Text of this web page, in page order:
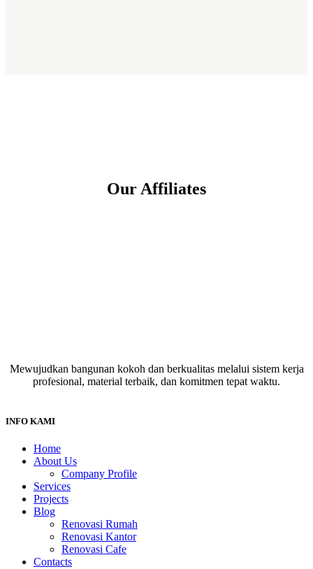
Our Affiliates
Mewujudkan bangunan kokoh dan berkualitas melalui sistem kerja
profesional, material terbaik, dan komitmen tepat waktu.
INFO KAMI
Home
About Us
Company Profile
Services
Projects
Blog
Renovasi Rumah
Renovasi Kantor
Renovasi Cafe
Contacts